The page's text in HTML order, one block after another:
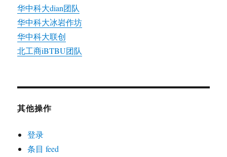
华中科大dian团队
华中科大冰岩作坊
华中科大联创
北工商iBTBU团队
其他操作
登录
条目 feed